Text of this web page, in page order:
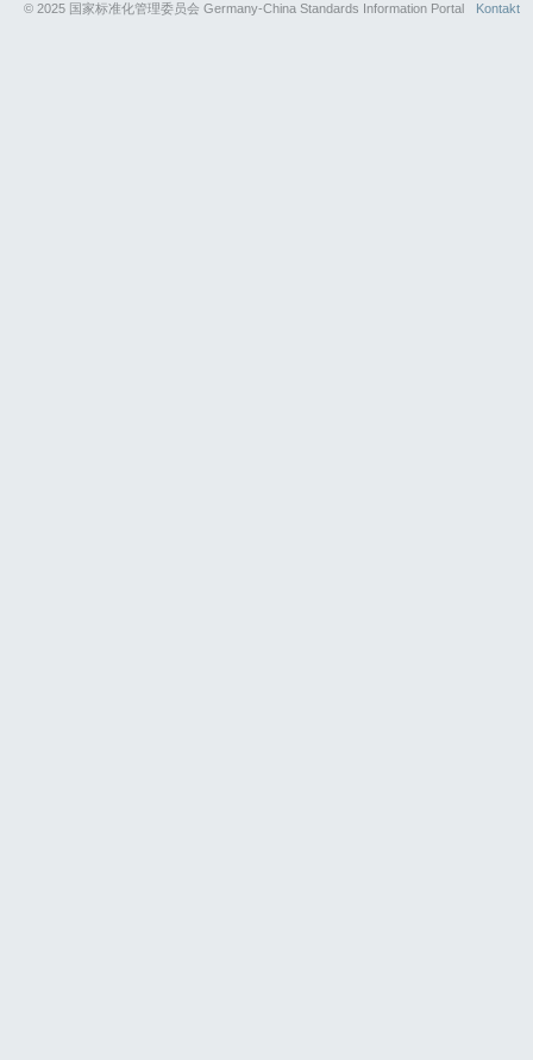
© 2025 国家标准化管理委员会 Germany-China Standards Information Portal Kontakt